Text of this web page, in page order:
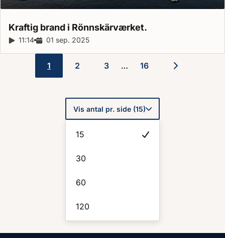
Kraftig brand i Rönnskärværket.
Reportagelængde:
11:14 Udgivelsesdato:
01 sep. 2025
1 2 3 … 16
Vis antal pr. side (15)
15
30
60
120